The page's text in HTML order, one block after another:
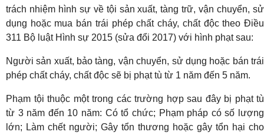
trách nhiệm hình sự về tội sản xuất, tàng trữ, vận chuyển, sử
dụng hoặc mua bán trái phép chất cháy, chất độc theo Điều
311 Bộ luật Hình sự 2015 (sửa đổi 2017) với hình phạt sau:
Người sản xuất, bảo tàng, vận chuyển, sử dụng hoặc bán trái
phép chất cháy, chất độc sẽ bị phạt tù từ 1 năm đến 5 năm.
Phạm tội thuộc một trong các trường hợp sau đây bị phạt tù
từ 3 năm đến 10 năm: Có tổ chức; Phạm pháp có số lượng
lớn; Làm chết người; Gây tổn thương hoặc gây tổn hại cho